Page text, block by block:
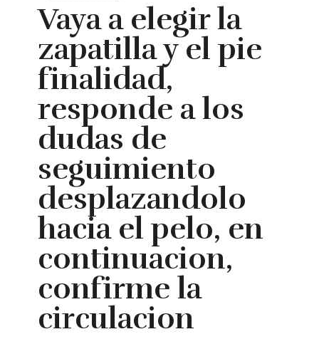
Vaya a elegir la
zapatilla y el pie
finalidad,
responde a los
dudas de
seguimiento
desplazandolo
hacia el pelo, en
continuacion,
confirme la
circulacion